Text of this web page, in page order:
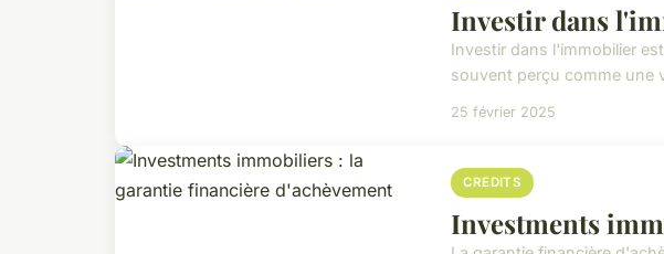
Investir dans
Investir dans l'immobilier
souvent perçu comme une
25 février 2025
CREDITS
Investments